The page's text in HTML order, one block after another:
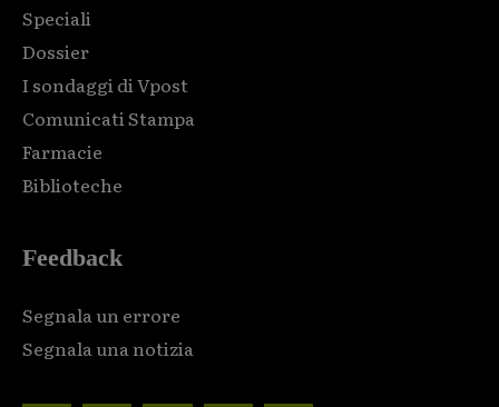
Speciali
Dossier
I sondaggi di Vpost
Comunicati Stampa
Farmacie
Biblioteche
Feedback
Segnala un errore
Segnala una notizia